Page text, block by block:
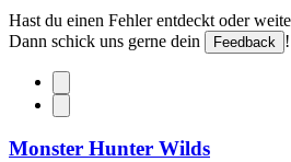
Hast du einen Fehler entdeckt oder
Dann schick uns gerne dein
Feedback !
Monster Hunter Wilds